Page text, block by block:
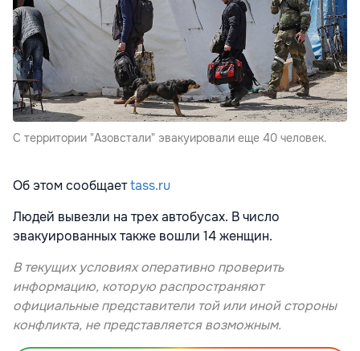
С территории "Азовстали" эвакуировали еще 40 человек.
Об этом сообщаетtass.ru
Людей вывезли на трех автобусах. В число
эвакуированных также вошли 14 женщин.
В текущих условиях оперативно проверить
информацию, которую распространяют
официальные представители той или иной стороны
конфликта, не представляется возможным.